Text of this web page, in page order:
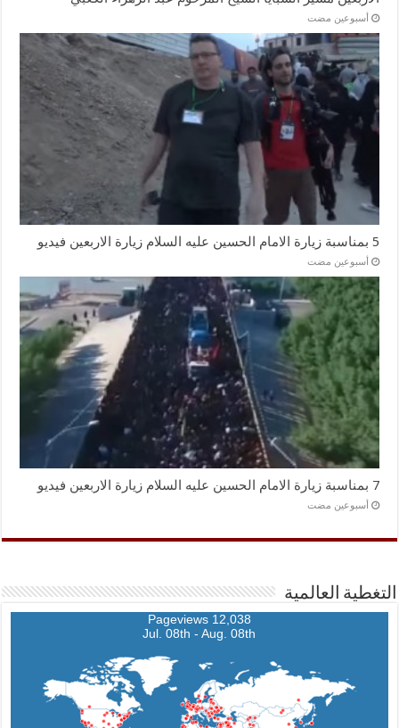
‏أسبوعين مضت
5 بمناسبة زيارة الامام الحسين عليه السلام زيارة الاربعين فيديو
‏أسبوعين مضت
7 بمناسبة زيارة الامام الحسين عليه السلام زيارة الاربعين فيديو
‏أسبوعين مضت
التغطية العالمية
12,038 Pageviews
Jul. 08th - Aug. 08th